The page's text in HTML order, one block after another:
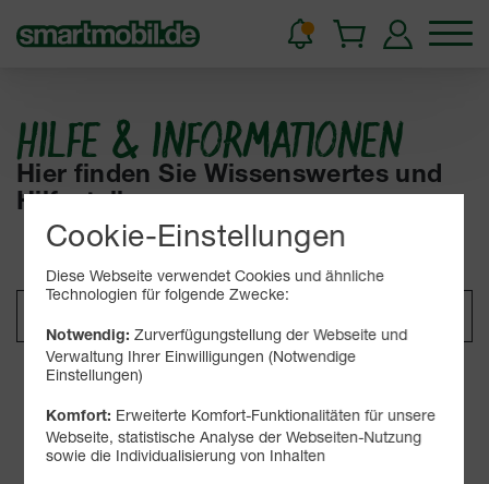
HILFE & INFORMATIONEN
Hier finden Sie Wissenswertes und
Hilfestellungen.
Kategorien
Cookie-Einstellungen
Diese Webseite verwendet Cookies und ähnliche
Technologien für folgende Zwecke:
Notwendig: Zurverfügungstellung der Webseite und
Verwaltung Ihrer Einwilligungen (Notwendige
Einstellungen)
Komfort: Erweiterte Komfort-Funktionalitäten für unsere
Webseite, statistische Analyse der Webseiten-Nutzung
sowie die Individualisierung von Inhalten